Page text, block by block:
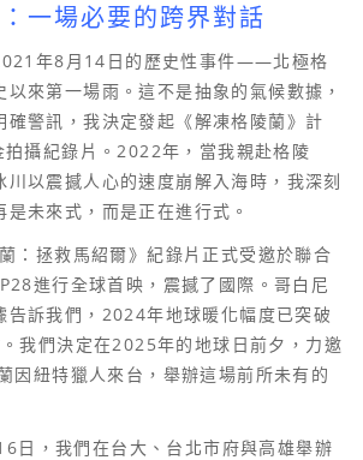
一場必要的跨界對話
年8月14日的歷史性事件——北極格
來第一場雨。這不是抽象的氣候數據，
確警訊，我決定發起《解凍格陵蘭》計
攝紀錄片。2022年，當我親赴格陵
川以震撼人心的速度崩解入海時，我深刻
未來式，而是正在進行式。
：拯救馬紹爾》紀錄片正式受邀於聯合
進行全球首映，震撼了國際。哥白尼
告訴我們，2024年地球暖化幅度已突破
我們決定在2025年的地球日前夕，力邀
因紐特獵人來台，舉辦這場前所未有的
日，我們在台大、台北市府與高雄舉辦